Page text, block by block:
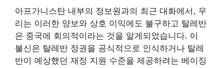
아프가니스탄 내부의 정보원과의 최근 대화에서, 우
리는 이러한 양보와 상호 이익에도 불구하고 탈레반
은 중국에 회의적이라는 것을 알게되었습니다. 이
불신은 탈레반 정권을 공식적으로 인식하거나 탈레
반이 예상했던 재정 지원 수준을 제공하려는 베이징